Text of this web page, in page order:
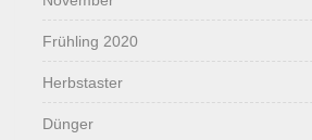
Frühling 2020
Herbstaster
Dünger